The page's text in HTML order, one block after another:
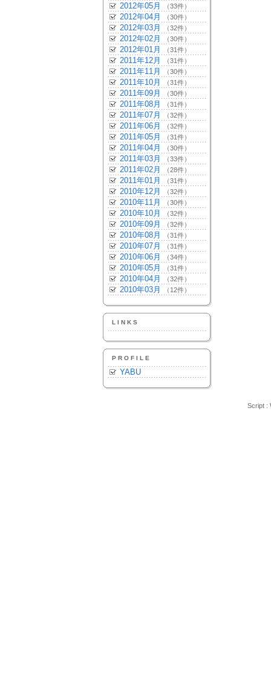
2012年05月 （33件）
2012年04月 （30件）
2012年03月 （32件）
2012年02月 （30件）
2012年01月 （31件）
2011年12月 （31件）
2011年11月 （30件）
2011年10月 （31件）
2011年09月 （30件）
2011年08月 （31件）
2011年07月 （32件）
2011年06月 （32件）
2011年05月 （31件）
2011年04月 （30件）
2011年03月 （33件）
2011年02月 （28件）
2011年01月 （31件）
2010年12月 （32件）
2010年11月 （30件）
2010年10月 （32件）
2010年09月 （32件）
2010年08月 （31件）
2010年07月 （31件）
2010年06月 （34件）
2010年05月 （31件）
2010年04月 （32件）
2010年03月 （12件）
LINKS
PROFILE
YABU
Script :